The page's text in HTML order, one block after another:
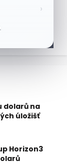
›
dolarů na
úložišť
Horizon3